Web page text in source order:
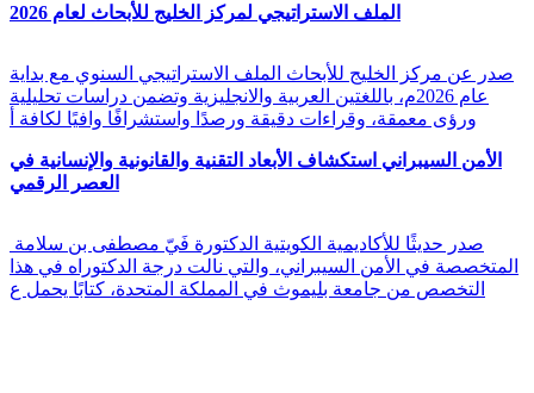
الملف الاستراتيجي لمركز الخليج للأبحاث لعام 2026
صدر عن مركز الخليج للأبحاث الملف الاستراتيجي السنوي مع بداية
عام 2026م، باللغتين العربية والانجليزية وتضمن دراسات تحليلية
ورؤى معمقة، وقراءات دقيقة ورصدًا واستشرافًا وافيًا لكافة أ
الأمن السيبراني استكشاف الأبعاد التقنية والقانونية والإنسانية في
العصر الرقمي
المتخصصة في الأمن السيبراني، والتي نالت درجة الدكتوراه في هذا
التخصص من جامعة بليموث في المملكة المتحدة، كتابًا يحمل ع